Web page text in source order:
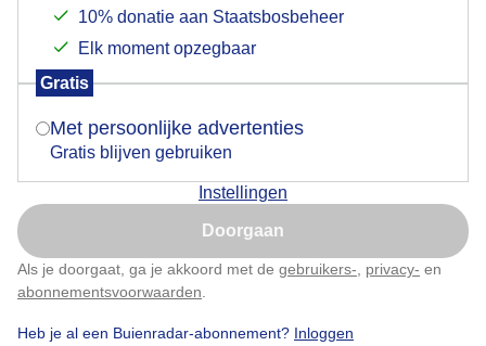
10% donatie aan Staatsbosbeheer
Elk moment opzegbaar
Gratis
Met persoonlijke advertenties
Gratis blijven gebruiken
Instellingen
Doorgaan
Als je doorgaat, ga je akkoord met de gebruikers- privacy- en
abonnementsvoorwaarden
Heb je al een Buienradar-abonnement? Inloggen
Door: ben Saanen Gemaakt: 11-05-2026, 26x bekeken
verschijnt er zo een pop-up uit je browser waarin
Is goed, toon de popup
Nu niet, misschien later
Klik hierom dit aan te passen